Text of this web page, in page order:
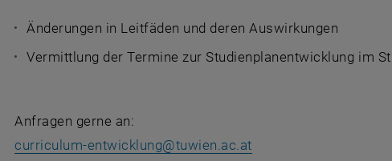
Änderungen in Leitfäden und deren Auswirkungen
Vermittlung der Termine zur Studienplanentwicklung im
Anfragen gerne an:
curriculum-entwicklung@tuwien.ac.at